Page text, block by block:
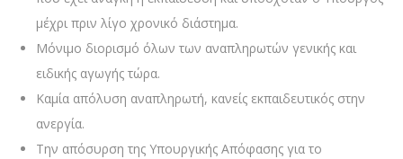
μέχρι πριν λίγο χρονικό διάστημα.
Μόνιμο διορισμό όλων των αναπληρωτών γενικής και
ειδικής αγωγής τώρα.
Καμία απόλυση αναπληρωτή, κανείς εκπαιδευτικός στην
ανεργία.
Την απόσυρση της Υπουργικής Απόφασης για το